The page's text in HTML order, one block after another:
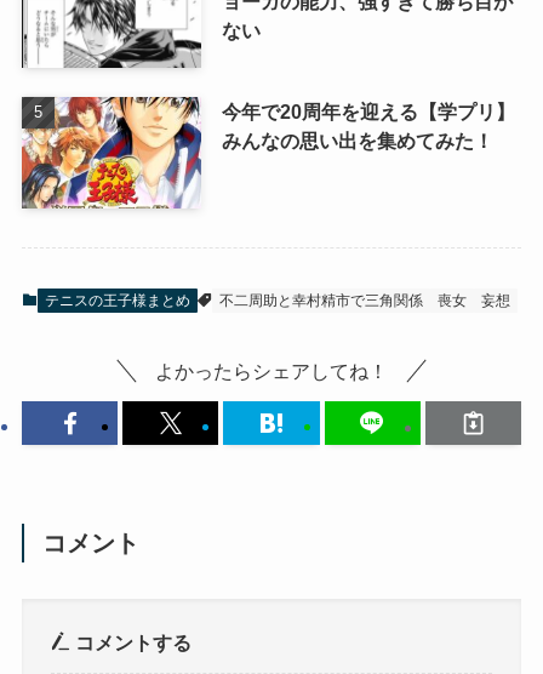
ない
今年で20周年を迎える【学プリ】
みんなの思い出を集めてみた！
テニスの王子様まとめ 不二周助と幸村精市で三角関係 喪女 妄想
よかったらシェアしてね！
コメント
コメントする